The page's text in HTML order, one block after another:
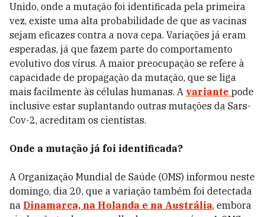
Unido, onde a mutação foi identificada pela primeira
vez, existe uma alta probabilidade de que as vacinas
sejam eficazes contra a nova cepa. Variações já eram
esperadas, já que fazem parte do comportamento
evolutivo dos vírus. A maior preocupação se refere à
capacidade de propagação da mutação, que se liga
mais facilmente às células humanas. A variante pode
inclusive estar suplantando outras mutações da Sars-
Cov-2, acreditam os cientistas.
Onde a mutação já foi identificada?
A Organização Mundial de Saúde (OMS) informou neste
domingo, dia 20, que a variação também foi detectada
na Dinamarca, na Holanda e na Austrália, embora